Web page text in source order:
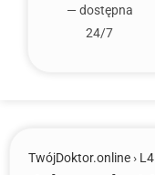
— dostępna
24/7
TwójDoktor.online ›